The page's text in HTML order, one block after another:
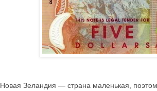
Новая Зеландия — страна маленькая,